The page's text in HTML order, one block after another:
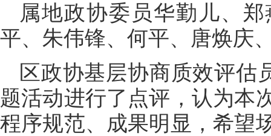
属地政协委员华勤儿、
平、朱伟锋、何平、唐焕庆
区政协基层协商质效评估
题活动进行了点评，认为本
程序规范、成果明显，希望